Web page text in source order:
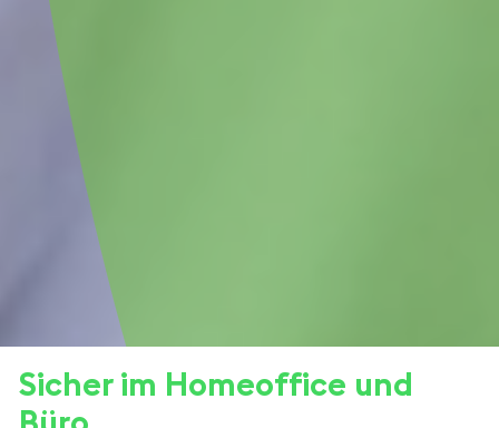
Sicher im Homeoffice und